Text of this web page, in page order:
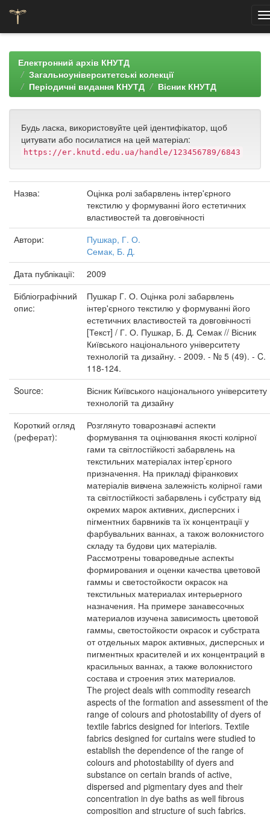
navigationЕлектронний архів КНУТД
Загальноуніверситетські колекції
Періодичні видання КНУТД
Вісник КНУТД
Будь ласка, використовуйте цей ідентифікатор, щоб
цитувати або посилатися на цей матеріал:
https://er.knutd.edu.ua/handle/123456789/6843
Назва:
Оцінка ролі забарвлень інтер'єрного
текстилю у формуванні його естетичних
властивостей та довговічності
Автори:
Пушкар, Г. О.
Семак, Б. Д.
Дата публікації:
2009
Бібліографічний
опис:
Пушкар Г. О. Оцінка ролі забарвлень
інтер'єрного текстилю у формуванні його
естетичних властивостей та довговічності
[Текст] / Г. О. Пушкар, Б. Д. Семак // Вісник
Київського національного університету
технологій та дизайну. - 2009. - № 5 (49). - C.
118-124.
Source:
Вісник Київського національного університету
технологій та дизайну
Короткий огляд
(реферат):
Розглянуто товарознавчі аспекти
формування та оцінювання якості колірної
гами та світлостійкості забарвлень на
текстильних матеріалах інтер’єрного
призначення. На прикладі фіранкових
матеріалів вивчена залежність колірної гами
та світлостійкості забарвлень і субстрату від
окремих марок активних, дисперсних і
пігментних барвників та їх концентрації у
фарбувальних ваннах, а також волокнистого
складу та будови цих матеріалів.
Рассмотрены товароведные аспекты
формирования и оценки качества цветовой
гаммы и светостойкости окрасок на
текстильных материалах интерьерного
назначения. На примере занавесочных
материалов изучена зависимость цветовой
гаммы, светостойкости окрасок и субстрата
от отдельных марок активных, дисперсных и
пигментных красителей и их концентраций в
красильных ваннах, а также волокнистого
состава и строения этих материалов.
The project deals with commodity research
aspects of the formation and assessment of the
range of colours and photostability of dyers of
textile fabrics designed for interiors. Textile
fabrics designed for curtains were studied to
establish the dependence of the range of
colours and photostability of dyers and
substance on certain brands of active,
dispersed and pigmentary dyes and their
concentration in dye baths as well fibrous
composition and structure of such fabrics.